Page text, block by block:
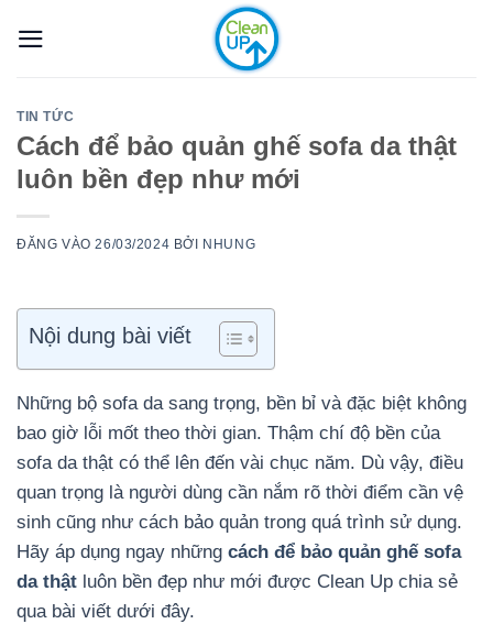
qua
TIN TỨC
Cách để bảo quản ghế sofa da thật
luôn bền đẹp như mới
ĐĂNG VÀO26/03/2024 BỞI NHUNG
Nội dung bài viết
Những bộ sofa da sang trọng, bền bỉ và đặc biệt không
bao giờ lỗi mốt theo thời gian. Thậm chí độ bền của
sofa da thật có thể lên đến vài chục năm. Dù vậy, điều
quan trọng là người dùng cần nắm rõ thời điểm cần vệ
sinh cũng như cách bảo quản trong quá trình sử dụng.
Hãy áp dụng ngay những cách để bảo quản ghế sofa
da thật luôn bền đẹp như mới được Clean Up chia sẻ
qua bài viết dưới đây.